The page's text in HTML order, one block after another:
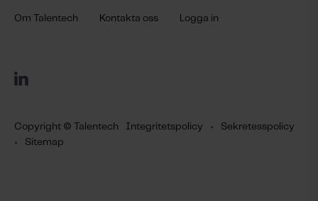
Om Talentech Kontakta oss Logga in
Copyright © Talentech Integritetspolicy •
Sekretesspolicy
•
Sitemap